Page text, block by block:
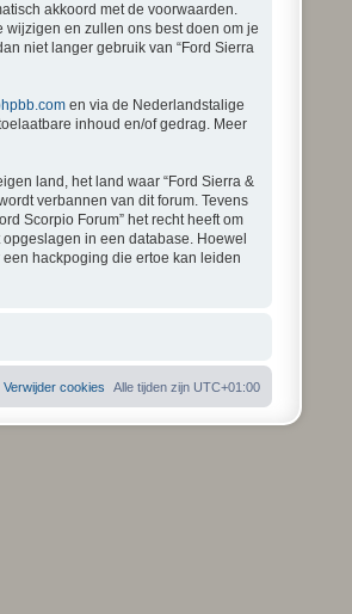
akkoord met de voorwaarden.
wijzigen en zullen ons best doen om je
niet langer gebruik van “Ford Sierra
en via de Nederlandstalige
inhoud en/of gedrag. Meer
land, het land waar “Ford Sierra &
verbannen van dit forum. Tevens
Scorpio Forum” het recht heeft om
in een database. Hoewel
hackpoging die ertoe kan leiden
Alle tijden zijn UTC+01:00
Verwijder cookies